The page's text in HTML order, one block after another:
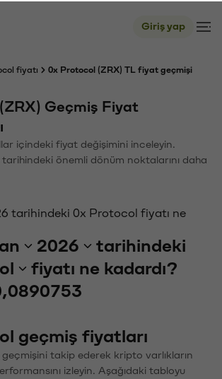
Giriş yap
fiyatı 0x Protocol (ZRX) TL fiyat geçmişi
Geçmiş Fiyat
içindeki fiyat değişimini inceleyin.
tarihindeki önemli dönüm noktalarını daha
tarihindeki 0x Protocol fiyatı ne
2026
tarihindeki
fiyatı ne kadardı?
geçmiş fiyatları
takip ederek kripto varlıkların
izleyin. Aşağıdaki tabloyu